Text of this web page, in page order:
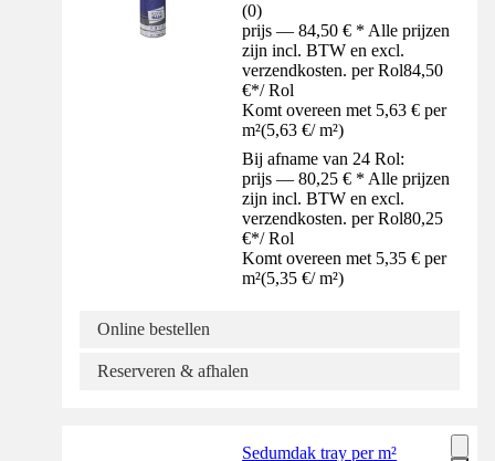
(0)
prijs — 84,50 € * Alle prijzen
zijn incl. BTW en excl.
verzendkosten. per Rol84,50
€*/ Rol
Komt overeen met 5,63 € per
m²(5,63 €/ m²)
Bij afname van 24 Rol:
prijs — 80,25 € * Alle prijzen
zijn incl. BTW en excl.
verzendkosten. per Rol80,25
€*/ Rol
Komt overeen met 5,35 € per
m²(5,35 €/ m²)
Online bestellen
Reserveren & afhalen
Sedumdak tray per m²